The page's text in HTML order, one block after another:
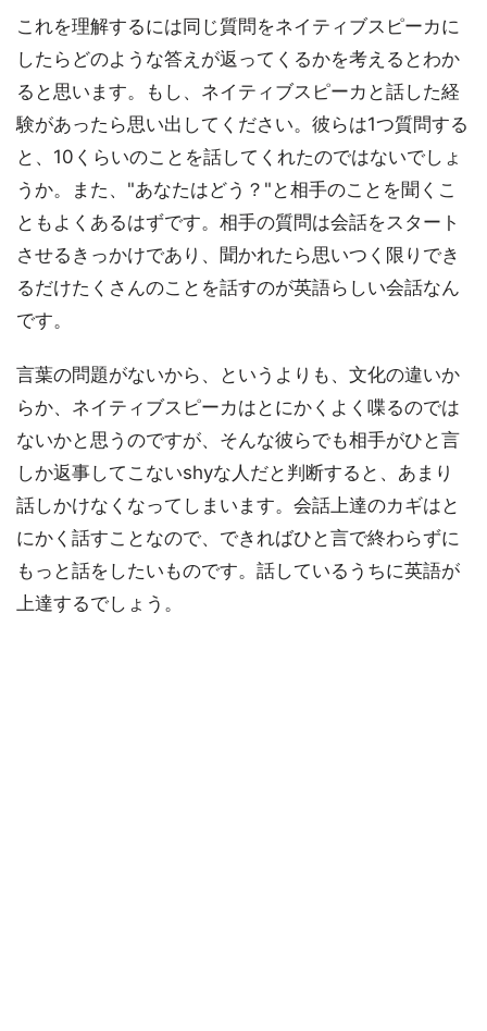
これを理解するには同じ質問をネイティブスピーカに
したらどのような答えが返ってくるかを考えるとわか
ると思います。もし、ネイティブスピーカと話した経
験があったら思い出してください。彼らは1つ質問する
と、10くらいのことを話してくれたのではないでしょ
うか。また、"あなたはどう？"と相手のことを聞くこ
ともよくあるはずです。相手の質問は会話をスタート
させるきっかけであり、聞かれたら思いつく限りでき
るだけたくさんのことを話すのが英語らしい会話なん
です。
言葉の問題がないから、というよりも、文化の違いか
らか、ネイティブスピーカはとにかくよく喋るのでは
ないかと思うのですが、そんな彼らでも相手がひと言
しか返事してこないshyな人だと判断すると、あまり
話しかけなくなってしまいます。会話上達のカギはと
にかく話すことなので、できればひと言で終わらずに
もっと話をしたいものです。話しているうちに英語が
上達するでしょう。